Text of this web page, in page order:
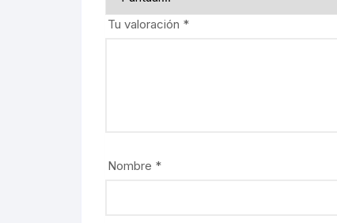
Tu valoración *
Nombre *